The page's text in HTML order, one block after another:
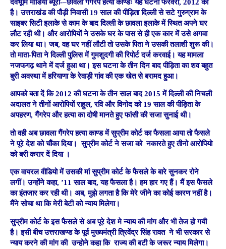
देवभूमि मीडिया ब्यूरो-–छावला गैंगरेप हत्या काण्डः यह घटना फरवरी, 2012 की
है। उत्तराखंड की पौड़ी निवासी 19 साल की पीड़िता दिल्ली से सटे गुरुग्राम के
साइबर सिटी इलाके से काम के बाद दिल्ली के छावला इलाके में स्थित अपने घर
लौट रही थी। और आरोपियों ने उसके घर के पास से ही एक कार में उसे अगवा
कर लिया था। जब, वह घर नहीं लौटी तो उसके पिता ने उसकी तलाशी शुरू की।
तो माता-पिता ने दिल्ली पुलिस में गुमशुदगी की रिपोर्ट दर्ज करवाई। यह मामला
नजफगढ़ थाने में दर्ज हुआ था। इस घटना के तीन दिन बाद पीड़िता का शव बहुत
बुरी अवस्था में हरियाणा के रेवाड़ी गांव की एक खेत से बरामद हुआ।
आपको बता दें कि 2012 की घटना के तीन साल बाद 2015 में दिल्ली की निचली
अदालत ने तीनों आरोपियों राहुल, रवि और विनोद को 19 साल की पीड़िता के
अपहरण, गैंगरेप और हत्या का दोषी मानते हुए फांसी की सजा सुनाई थी।
तो वही अब छावला गैंगरेप हत्या काण्ड में सुप्रीम कोर्ट का फैसला आया तो फैसले
ने पूरे देश को चौंका दिया। सुप्रीम कोर्ट ने सजा को नकारते हुए तीनो आरोपियो
को बरी करार दें दिया ।
एक वायरल वीडियो में उसकी मां सुप्रीम कोर्ट के फैसले के बारे सुनकर रोने
लगीं। उन्होंने कहा, ’11 साल बाद, यह फैसला है। हम हार गए हैं। मैं इस फैसले
का इंतजार कर रही थी। अब, मुझे लगता है कि मेरे जीने का कोई कारण नहीं है।
मैंने सोचा था कि मेरी बेटी को न्याय मिलेगा।
सुप्रीम कोर्ट के इस फैसले से अब पूरे देश मे न्याय की मांग और भी तेज हो गयी
है। इसी बीच उत्तराखण्ड के पूर्व मुख्यमंत्री त्रिवेंद्र सिंह रावत ने भी सरकार से
न्याय करने की मांग की उन्होने कहा कि राज्य की बटी के जरूर न्याय मिलेगा।